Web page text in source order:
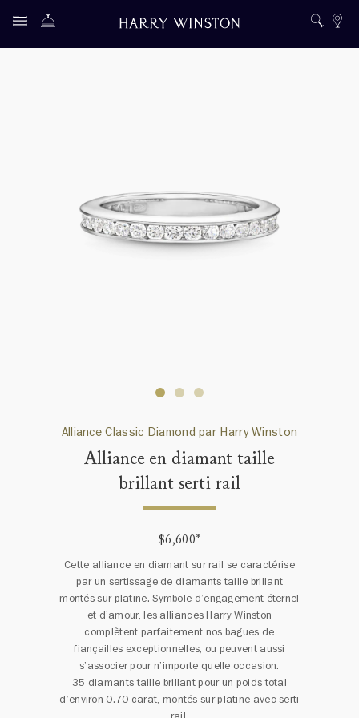
Alliance Classic Diamond par Harry Winston
Alliance en diamant taille
brillant serti rail
$6,600*
Cette alliance en diamant sur rail se caractérise
par un sertissage de diamants taille brillant
montés sur platine. Symbole d’engagement éternel
et d’amour, les alliances Harry Winston
complètent parfaitement nos bagues de
fiançailles exceptionnelles, ou peuvent aussi
s’associer pour n’importe quelle occasion.
35 diamants taille brillant pour un poids total
d’environ 0.70 carat, montés sur platine avec serti